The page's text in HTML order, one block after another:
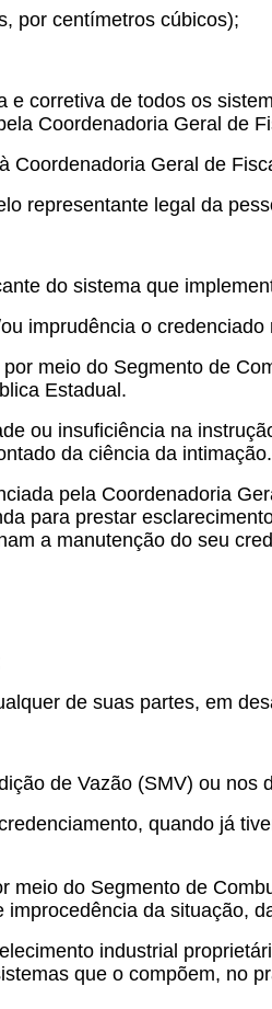
por centímetros cúbicos);
corretiva de todos os
Coordenadoria Geral de
Coordenadoria Geral de
representante legal da
do sistema que
imprudência o
meio do Segmento de
Estadual.
ou insuficiência na
da ciência da intimação.
pela Coordenadoria
para prestar
a manutenção do seu
de suas partes, em
de Vazão (SMV) ou nos
quando já
meio do Segmento de
da situação,
industrial
que o compõem, no